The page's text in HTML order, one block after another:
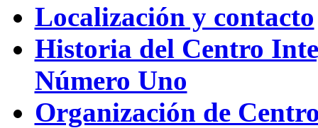
Localización y contacto
Historia del Centro
Número Uno
Organización de